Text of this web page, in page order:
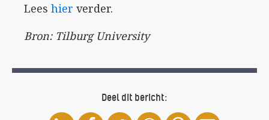
Lees hier verder.
Bron: Tilburg University
Deel dit bericht: